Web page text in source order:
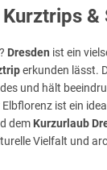
? Dresden ist ein
erkunden lässt.
und hält
ist ein
dem Kurzurlaub
Vielfalt und